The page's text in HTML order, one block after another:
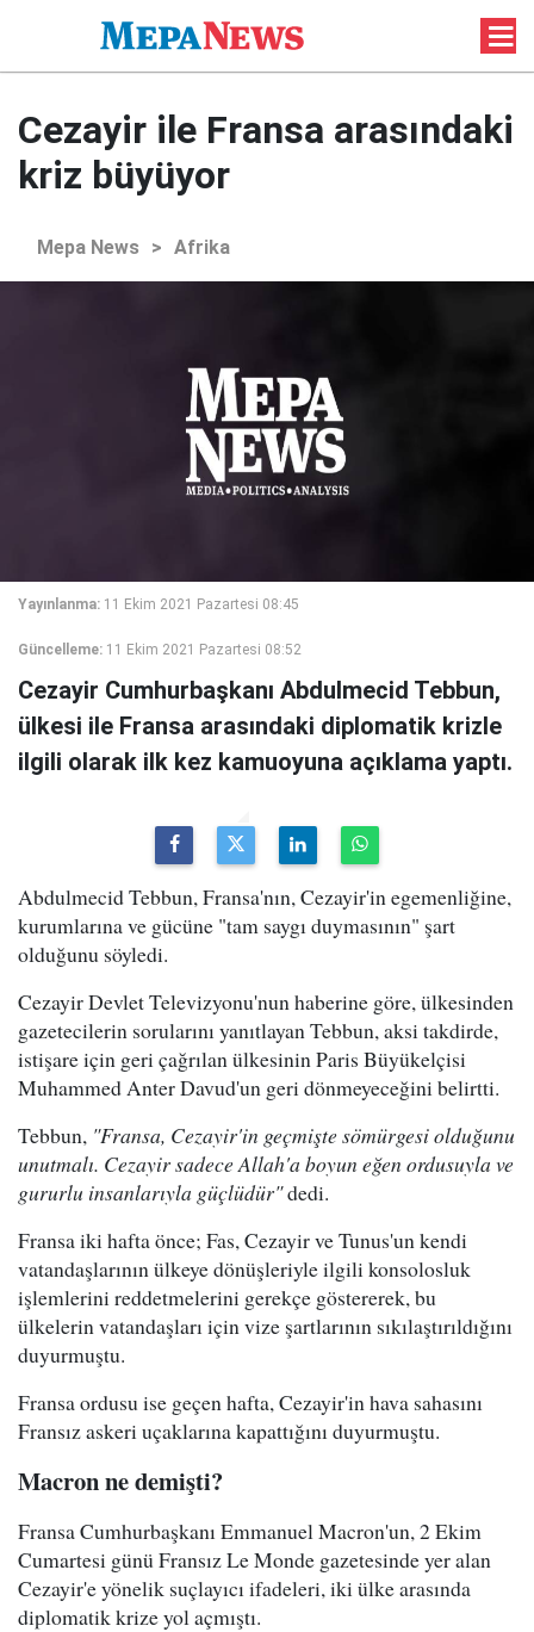
Cezayir ile Fransa arasındaki
kriz büyüyor
Mepa News > Afrika
Yayınlanma: 11 Ekim 2021 Pazartesi 08:45
Güncelleme: 11 Ekim 2021 Pazartesi 08:52
Cezayir Cumhurbaşkanı Abdulmecid Tebbun,
ülkesi ile Fransa arasındaki diplomatik krizle
ilgili olarak ilk kez kamuoyuna açıklama yaptı.
Abdulmecid Tebbun, Fransa'nın, Cezayir'in egemenliğine,
kurumlarına ve gücüne "tam saygı duymasının" şart
olduğunu söyledi.
Cezayir Devlet Televizyonu'nun haberine göre, ülkesinden
gazetecilerin sorularını yanıtlayan Tebbun, aksi takdirde,
istişare için geri çağrılan ülkesinin Paris Büyükelçisi
Muhammed Anter Davud'un geri dönmeyeceğini belirtti.
Tebbun, "Fransa, Cezayir'in geçmişte sömürgesi olduğunu
unutmalı. Cezayir sadece Allah'a boyun eğen ordusuyla ve
gururlu insanlarıyla güçlüdür"dedi.
Fransa iki hafta önce; Fas, Cezayir ve Tunus'un kendi
vatandaşlarının ülkeye dönüşleriyle ilgili konsolosluk
işlemlerini reddetmelerini gerekçe göstererek, bu
ülkelerin vatandaşları için vize şartlarının sıkılaştırıldığını
duyurmuştu.
Fransa ordusu ise geçen hafta, Cezayir'in hava sahasını
Fransız askeri uçaklarına kapattığını duyurmuştu.
Macron ne demişti?
Fransa Cumhurbaşkanı Emmanuel Macron'un, 2 Ekim
Cumartesi günü Fransız Le Monde gazetesinde yer alan
Cezayir'e yönelik suçlayıcı ifadeleri, iki ülke arasında
diplomatik krize yol açmıştı.